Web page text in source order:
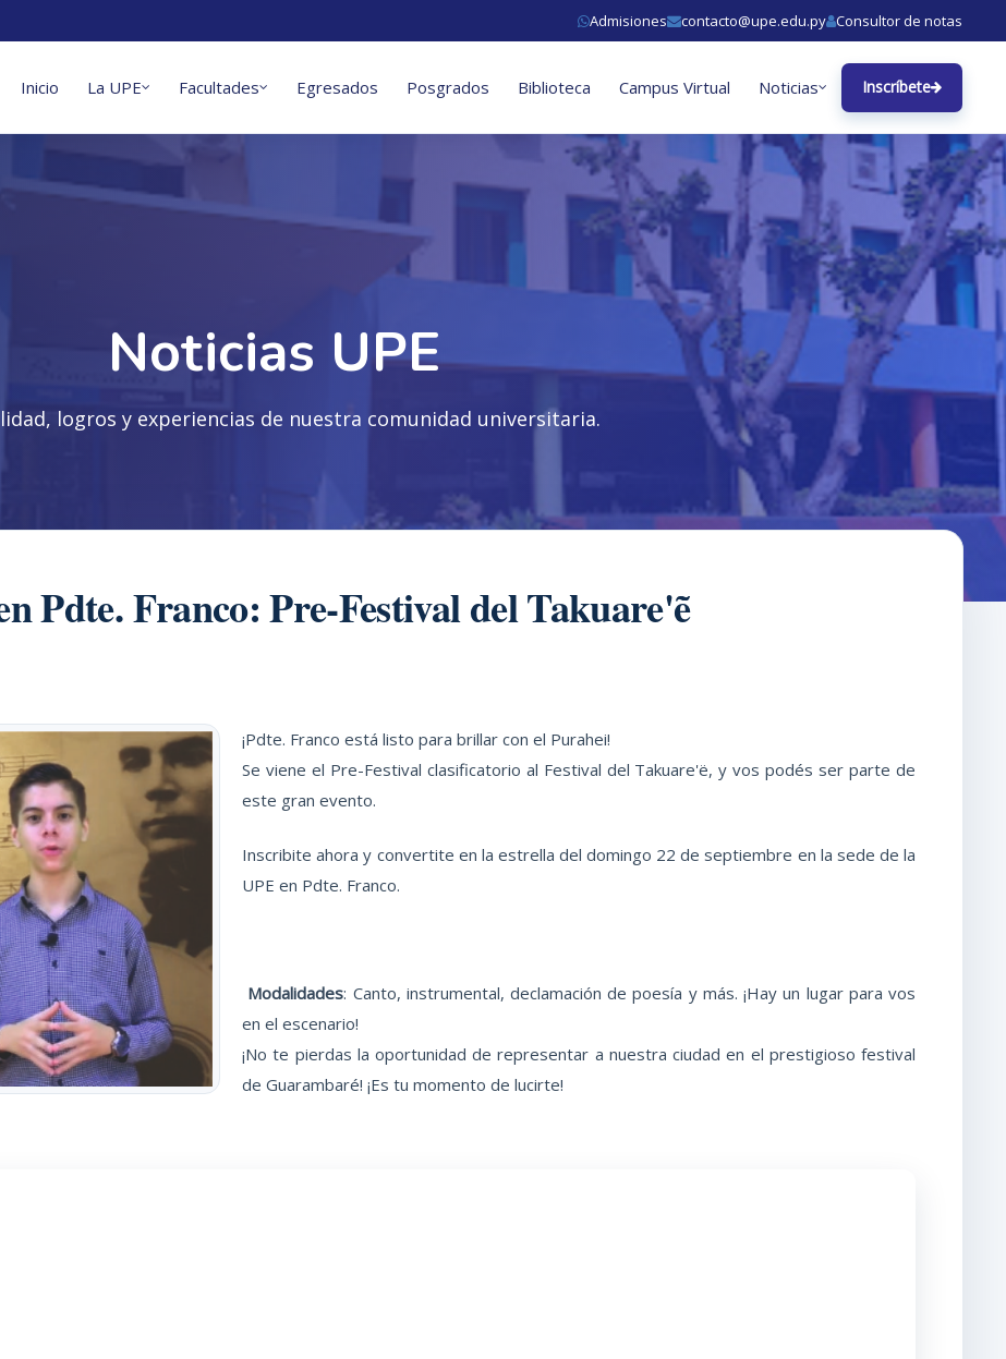
Admisiones contacto@upe.edu.py Consultor de notas
Inicio La UPE Facultades Egresados Posgrados Biblioteca Campus Virtual Noticias Inscríbete
Noticias UPE
logros y experiencias de nuestra comunidad universitaria.
Pdte. Franco: Pre-Festival del Takuare'ẽ
¡Pdte. Franco está listo para brillar con el Purahei!
Se viene el Pre-Festival clasificatorio al Festival del Takuare'ë, y vos podés ser parte de
este gran evento.
Inscribite ahora y convertite en la estrella del domingo 22 de septiembre en la sede de la
UPE en Pdte. Franco.
Modalidades: Canto, instrumental, declamación de poesía y más. ¡Hay un lugar para vos
en el escenario!
¡No te pierdas la oportunidad de representar a nuestra ciudad en el prestigioso festival
de Guarambaré! ¡Es tu momento de lucirte!